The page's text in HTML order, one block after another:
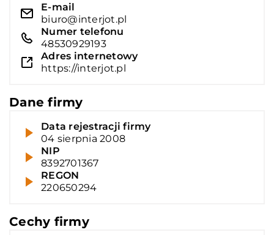
E-mail
biuro@interjot.pl
Numer telefonu
48530929193
Adres internetowy
https://interjot.pl
Dane firmy
Data rejestracji firmy
04 sierpnia 2008
NIP
8392701367
REGON
220650294
Cechy firmy